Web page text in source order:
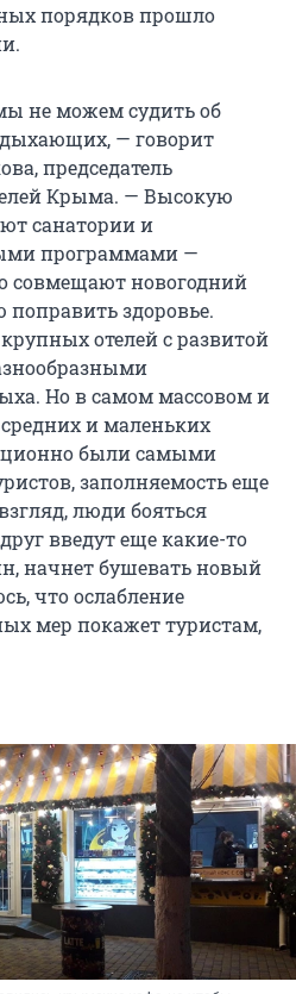
порядков прошло
не можем судить об
— говорит
председатель
Крыма. — Высокую
санатории и
программами —
совмещают новогодний
здоровье.
отелей с развитой
Но в самом массовом и
и маленьких
были самыми
заполняемость еще
люди бояться
введут еще какие-то
начнет бушевать новый
что ослабление
мер покажет туристам,